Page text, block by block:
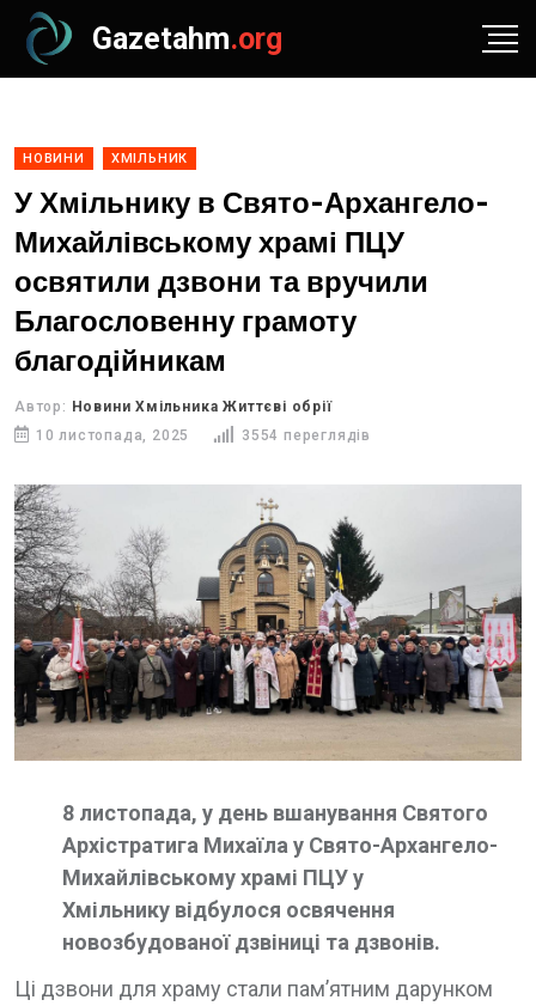
Gazetahm.org
НОВИНИ ХМІЛЬНИК
У Хмільнику в Свято-Архангело-
Михайлівському храмі ПЦУ
освятили дзвони та вручили
Благословенну грамоту
благодійникам
Автор: Новини Хмільника Життєві обрії
10 листопада, 2025
3554 переглядів
8 листопада, у день вшанування Святого
Архістратига Михаїла у Свято-Архангело-
Михайлівському храмі ПЦУ у
Хмільнику відбулося освячення
новозбудованої дзвіниці та дзвонів.
Ці дзвони для храму стали пам’ятним дарунком